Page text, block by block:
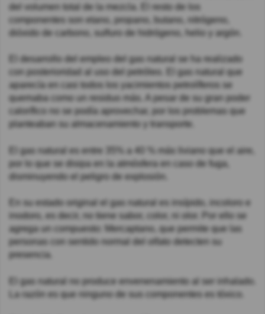
del volumen total de la mezcla. El resto de los
componentes son etano, propano, butano, nitrógeno,
dióxido de carbono, sulfuro de hidrógeno, helio y argón.
El desarrollo del empleo del gas natural se ha realizado
con posterioridad al uso del petróleo. El gas natural que
aparecía en casi todos los yacimientos petrolíferos se
quemaba como un residuo más. A pesar de su gran poder
calorífico no se podía aprovechar, por los problemas que
planteaban su almacenamiento y transporte.
El gas natural es entre 35% a 40 % más liviano que el aire,
por lo que se disipa en la atmósfera en caso de fuga,
disminuyendo el peligro de explosión.
En su estado original el gas natural es insípido, incoloro e
inodoro, es decir, no tiene sabor, color, ni olor. Por ello se
agrega un compuesto: Mercaptano, que permite que las
personas con sentido normal del olfato detecten su
presencia.
El gas natural no produce envenenamiento al ser inhalado.
La razón es que ninguno de sus componentes es tóxico.